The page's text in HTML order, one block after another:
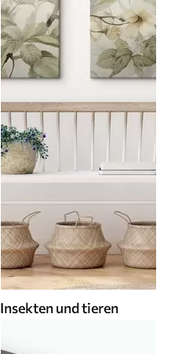
Insekten und tieren